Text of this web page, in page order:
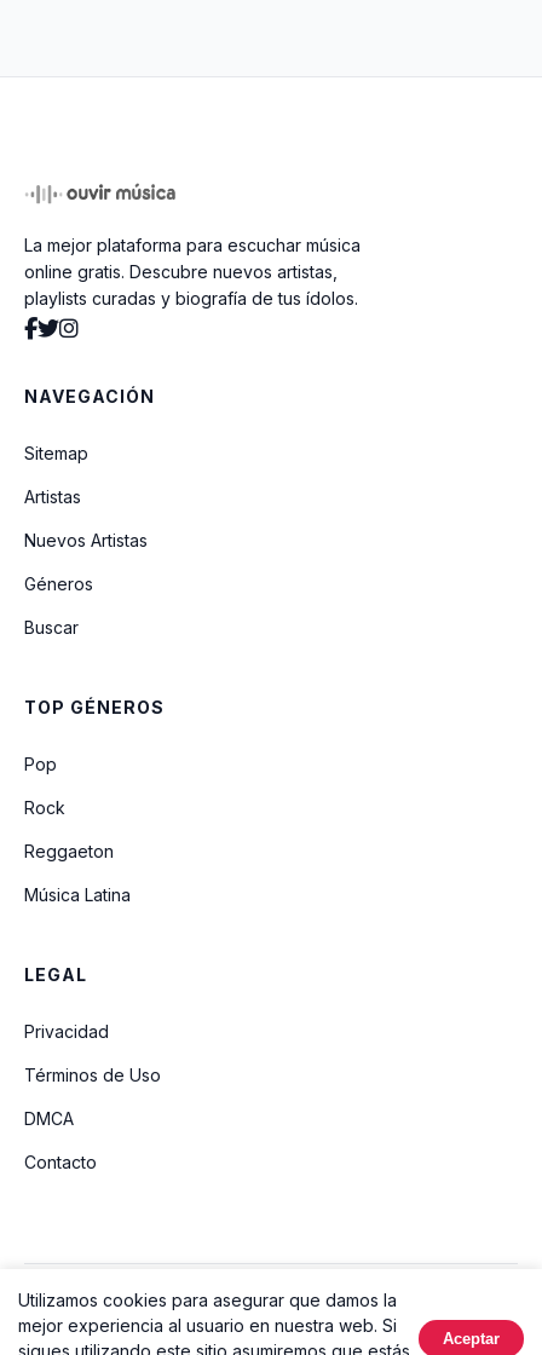
Dejame Tocarte
El Ponchao
La mejor plataforma para escuchar música
online gratis. Descubre nuevos artistas,
playlists curadas y biografía de tus ídolos.
NAVEGACIÓN
Sitemap
Artistas
Nuevos Artistas
Géneros
Buscar
TOP GÉNEROS
Pop
Rock
Reggaeton
Música Latina
LEGAL
Privacidad
Términos de Uso
DMCA
Contacto
© 2026 Ouvir Música. Todos los derechos reservados.
Hecho con
Utilizamos cookies para asegurar que damos la
mejor experiencia al usuario en nuestra web. Si
sigues utilizando este sitio asumiremos que estás
Aceptar